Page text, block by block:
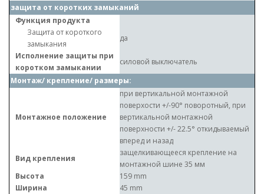
защита от коротких замыканий
Функция продукта
Защита от короткого
замыкания
да
Исполнение защиты при
коротком замыкании
силовой выключатель
Монтаж/ крепление/ размеры:
Монтажное положение
при вертикальной монтажной
поверхости +/-90° поворотный, при
вертикальной монтажной
поверхности +/- 22.5° откидываемый
вперед и назад
Вид крепления
защелкивающееся крепление на
монтажной шине 35 мм
Высота
159 mm
Ширина
45 mm